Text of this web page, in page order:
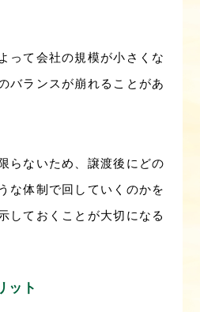
って会社の規模が小さくな
バランスが崩れることがあ
らないため、譲渡後にどの
な体制で回していくのかを
しておくことが大切になる
ット